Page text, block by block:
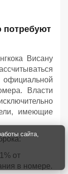
потребуют
Висану
Власти
имеющие
от
в номере.
сайта,